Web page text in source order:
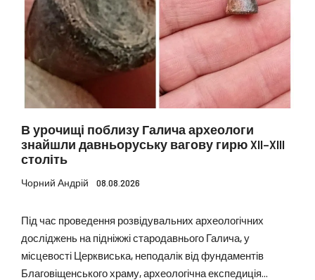
В урочищі поблизу Галича археологи
знайшли давньоруську вагову гирю XII–XIII
століть
Чорний Андрій 08.08.2026
Під час проведення розвідувальних археологічних
досліджень на підніжжі стародавнього Галича, у
місцевості Церквиська, неподалік від фундаментів
Благовіщенського храму, археологічна експедиція...